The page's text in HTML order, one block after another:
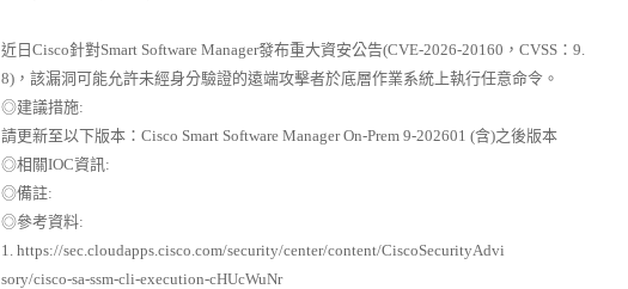
近日Cisco針對Smart Software Manager發布重大資安公告(CVE-2026-20160，CVSS：9.
8)，該漏洞可能允許未經身分驗證的遠端攻擊者於底層作業系統上執行任意命令。
◎建議措施:
請更新至以下版本：Cisco Smart Software Manager On-Prem 9-202601 (含)之後版本
◎相關IOC資訊:
◎備註:
◎參考資料:
1. https://sec.cloudapps.cisco.com/security/center/content/CiscoSecurityAdvi
sory/cisco-sa-ssm-cli-execution-cHUcWuNr